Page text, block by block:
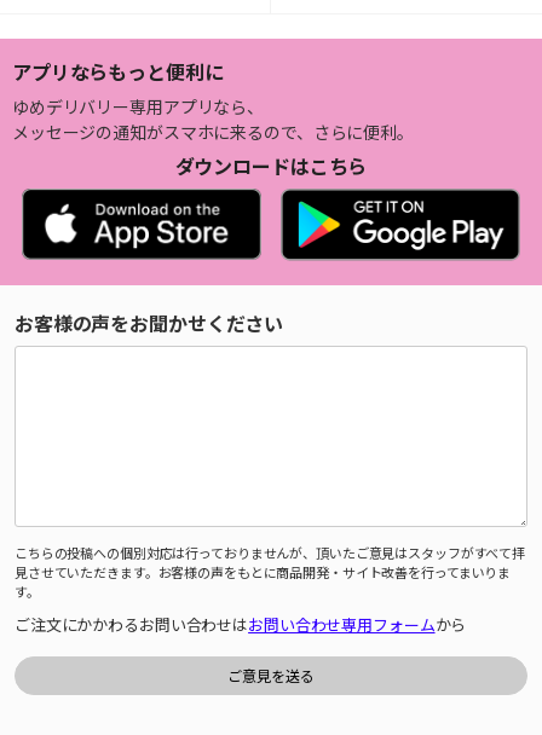
アプリならもっと便利に
ゆめデリバリー専用アプリなら、
メッセージの通知がスマホに来るので、さらに便利。
ダウンロードはこちら
お客様の声をお聞かせください
こちらの投稿への個別対応は行っておりませんが、頂いたご意見はスタッフがすべて拝
見させていただきます。お客様の声をもとに商品開発・サイト改善を行ってまいりま
す。
ご注文にかかわるお問い合わせはお問い合わせ専用フォームから